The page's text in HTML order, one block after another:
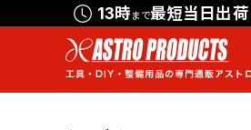
13時まで最短当日出荷